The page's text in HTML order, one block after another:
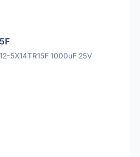
5X14TR15F 1000uF 25V